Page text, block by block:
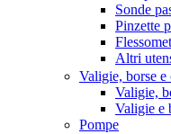
Sonde
Pinzette
Altri
Valigie, borse e
Valigie,
Valigie e
Pompe